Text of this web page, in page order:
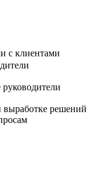
с клиентами
выработке решений